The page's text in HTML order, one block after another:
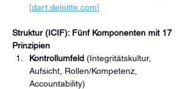
[dart.deloitte.com]
Struktur (ICIF): Fünf Komponenten mit 17
Prinzipien
Kontrollumfeld (Integritätskultur,
Aufsicht, Rollen/Kompetenz,
Accountability)